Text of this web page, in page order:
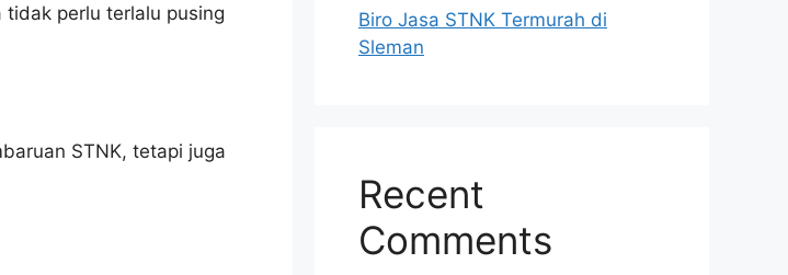
perlu terlalu pusing
STNK, tetapi juga
Biro Jasa STNK Termurah di
Sleman
Recent
Comments